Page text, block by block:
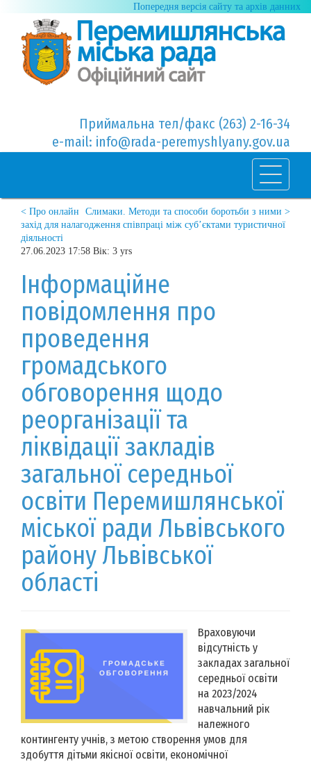
Попередня версія сайту та архів данних
Приймальна тел/факс (263) 2-16-34
e-mail: info@rada-peremyshlyany.gov.ua
Слимаки. Методи та способи боротьби з ними >
< Про онлайн
захід для налагодження співпраці між суб’єктами туристичної
діяльності
27.06.2023 17:58 Вік: 3 yrs
Інформаційне
повідомлення про
проведення
громадського
обговорення щодо
реорганізації та
ліквідації закладів
загальної середньої
освіти Перемишлянської
міської ради Львівського
району Львівської
області
Враховуючи
відсутність у
закладах загальної
середньої освіти
на 2023/2024
навчальний рік
належного
контингенту учнів, з метою створення умов для
здобуття дітьми якісної освіти, економічної